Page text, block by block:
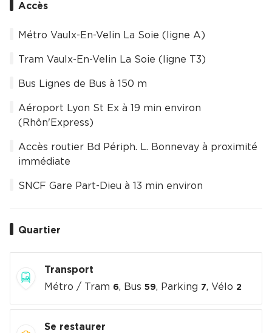
Accès
Métro Vaulx-En-Velin La Soie (ligne A)
Tram Vaulx-En-Velin La Soie (ligne T3)
Bus Lignes de Bus à 150 m
Aéroport Lyon St Ex à 19 min environ
(Rhôn'Express)
Accès routier Bd Périph. L. Bonnevay à proximité
immédiate
SNCF Gare Part-Dieu à 13 min environ
Quartier
Transport
Métro / Tram 6, Bus 59, Parking 7, Vélo 2
Se restaurer